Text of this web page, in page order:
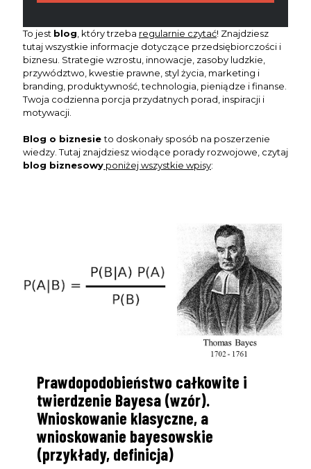
To jest blog , który trzeba regularnie czytać! Znajdziesz
tutaj wszystkie informacje dotyczące przedsiębiorczości i
biznesu. Strategie wzrostu, innowacje, zasoby ludzkie,
przywództwo, kwestie prawne, styl życia, marketing i
branding, produktywność, technologia, pieniądze i finanse.
Twoja codzienna porcja przydatnych porad, inspiracji i
motywacji.
Blog o biznesieto doskonały sposób na poszerzenie
wiedzy. Tutaj znajdziesz wiodące porady rozwojowe, czytaj
blog biznesowy poniżej wszystkie wpisy:
Prawdopodobieństwo całkowite i
twierdzenie Bayesa (wzór).
Wnioskowanie klasyczne, a
wnioskowanie bayesowskie
(przykłady, definicja)